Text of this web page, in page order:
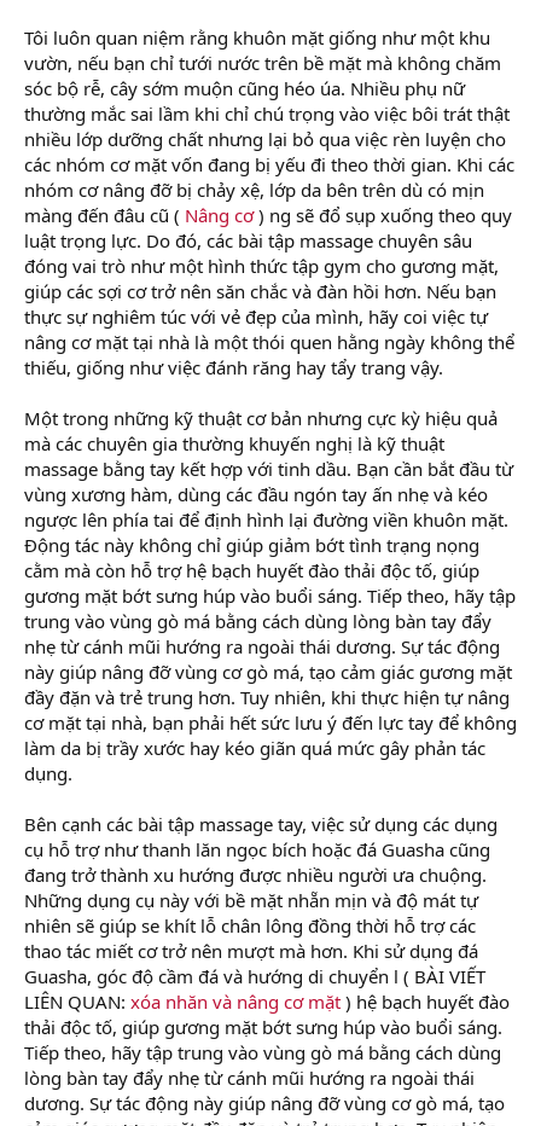
Tôi luôn quan niệm rằng khuôn mặt giống như một khu
vườn, nếu bạn chỉ tưới nước trên bề mặt mà không chăm
sóc bộ rễ, cây sớm muộn cũng héo úa. Nhiều phụ nữ
thường mắc sai lầm khi chỉ chú trọng vào việc bôi trát thật
nhiều lớp dưỡng chất nhưng lại bỏ qua việc rèn luyện cho
các nhóm cơ mặt vốn đang bị yếu đi theo thời gian. Khi các
nhóm cơ nâng đỡ bị chảy xệ, lớp da bên trên dù có mịn
màng đến đâu cũ ( Nâng cơ) ng sẽ đổ sụp xuống theo quy
luật trọng lực. Do đó, các bài tập massage chuyên sâu
đóng vai trò như một hình thức tập gym cho gương mặt,
giúp các sợi cơ trở nên săn chắc và đàn hồi hơn. Nếu bạn
thực sự nghiêm túc với vẻ đẹp của mình, hãy coi việc tự
nâng cơ mặt tại nhà là một thói quen hằng ngày không thể
thiếu, giống như việc đánh răng hay tẩy trang vậy.
Một trong những kỹ thuật cơ bản nhưng cực kỳ hiệu quả
mà các chuyên gia thường khuyến nghị là kỹ thuật
massage bằng tay kết hợp với tinh dầu. Bạn cần bắt đầu từ
vùng xương hàm, dùng các đầu ngón tay ấn nhẹ và kéo
ngược lên phía tai để định hình lại đường viền khuôn mặt.
Động tác này không chỉ giúp giảm bớt tình trạng nọng
cằm mà còn hỗ trợ hệ bạch huyết đào thải độc tố, giúp
gương mặt bớt sưng húp vào buổi sáng. Tiếp theo, hãy tập
trung vào vùng gò má bằng cách dùng lòng bàn tay đẩy
nhẹ từ cánh mũi hướng ra ngoài thái dương. Sự tác động
này giúp nâng đỡ vùng cơ gò má, tạo cảm giác gương mặt
đầy đặn và trẻ trung hơn. Tuy nhiên, khi thực hiện tự nâng
cơ mặt tại nhà, bạn phải hết sức lưu ý đến lực tay để không
làm da bị trầy xước hay kéo giãn quá mức gây phản tác
dụng.
Bên cạnh các bài tập massage tay, việc sử dụng các dụng
cụ hỗ trợ như thanh lăn ngọc bích hoặc đá Guasha cũng
đang trở thành xu hướng được nhiều người ưa chuộng.
Những dụng cụ này với bề mặt nhẵn mịn và độ mát tự
nhiên sẽ giúp se khít lỗ chân lông đồng thời hỗ trợ các
thao tác miết cơ trở nên mượt mà hơn. Khi sử dụng đá
Guasha, góc độ cầm đá và hướng di chuyển l ( BÀI VIẾT
LIÊN QUAN: xóa nhăn và nâng cơ mặt ) hệ bạch huyết đào
thải độc tố, giúp gương mặt bớt sưng húp vào buổi sáng.
Tiếp theo, hãy tập trung vào vùng gò má bằng cách dùng
lòng bàn tay đẩy nhẹ từ cánh mũi hướng ra ngoài thái
dương. Sự tác động này giúp nâng đỡ vùng cơ gò má, tạo